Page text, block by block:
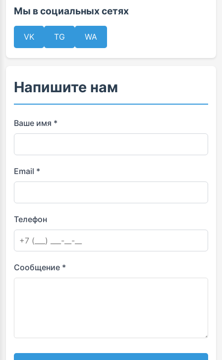
Мы в социальных сетях
VK TG WA
Напишите нам
Ваше имя *
Email *
Телефон
Сообщение *